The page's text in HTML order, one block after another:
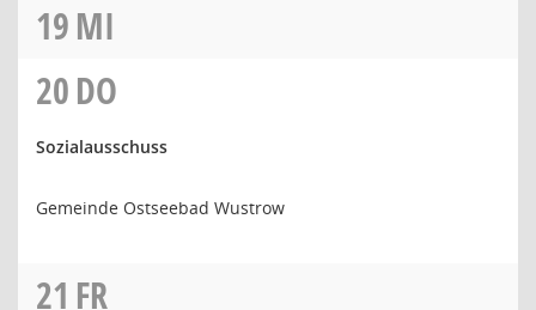
19MI
20DO
Sozialausschuss
Gemeinde Ostseebad Wustrow
21 FR